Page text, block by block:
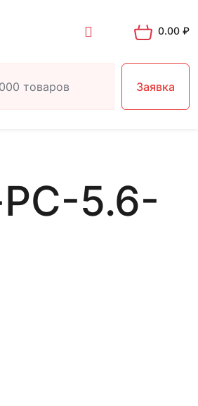
0.00 ₽
Заявка
5.6-